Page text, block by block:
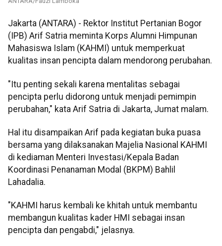
Jakarta (ANTARA) - Rektor Institut Pertanian Bogor
(IPB) Arif Satria meminta Korps Alumni Himpunan
Mahasiswa Islam (KAHMI) untuk memperkuat
kualitas insan pencipta dalam mendorong perubahan.
"Itu penting sekali karena mentalitas sebagai
pencipta perlu didorong untuk menjadi pemimpin
perubahan," kata Arif Satria di Jakarta, Jumat malam.
Hal itu disampaikan Arif pada kegiatan buka puasa
bersama yang dilaksanakan Majelia Nasional KAHMI
di kediaman Menteri Investasi/Kepala Badan
Koordinasi Penanaman Modal (BKPM) Bahlil
Lahadalia.
"KAHMI harus kembali ke khitah untuk membantu
membangun kualitas kader HMI sebagai insan
pencipta dan pengabdi," jelasnya.